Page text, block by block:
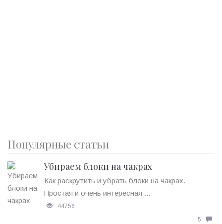
Популярные статьи
Убираем блоки на чакрах
Как раскрутить и убрать блоки на чакрах.
Простая и очень интересная ...
44756
5